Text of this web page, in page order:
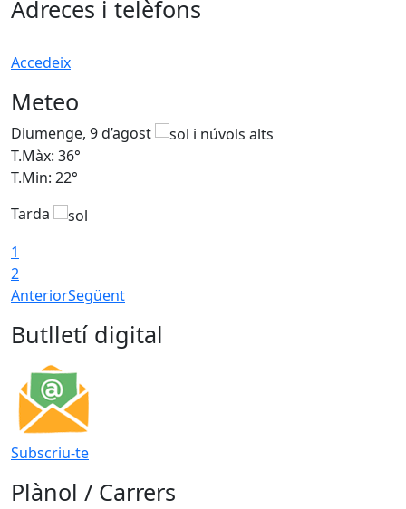
Adreces i telèfons
Accedeix
Meteo
Diumenge, 9 d’agost
T.Màx: 36°
T.Min: 22°
Tarda
1
2
AnteriorSegüent
Butlletí digital
Subscriu-te
Plànol / Carrers